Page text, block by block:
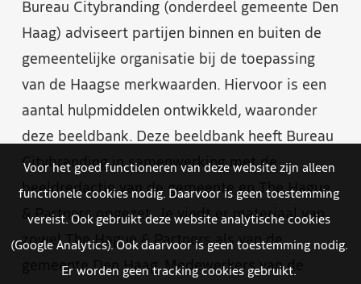
Bureau Citybranding (onderdeel gemeente Den
Haag) adviseert partijen binnen en buiten de
gemeentelijke organisatie bij de toepassing
van de Haagse merkwaarden. Hiervoor is een
aantal hulpmiddelen ontwikkeld, waaronder
deze beeldbank. Deze beeldbank heeft Bureau
Citybranding in samenwerking met de
beeldredactie van de gemeente en The Hague
& Partners opgezet. Je vindt er materiaal van
zowel The Hague & Partners als van de
gemeente Den Haag. Medewerkers van de
Voor het goed functioneren van deze website zijn alleen
functionele cookies nodig. Daarvoor is geen toestemming
vereist. Ook gebruikt deze website analytische cookies
(Google Analytics). Ook daarvoor is geen toestemming nodig.
Er worden geen tracking cookies gebruikt.